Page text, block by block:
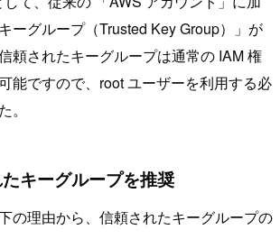
ーグループ（Trusted Key Group）」が
頼されたキーグループは通常の IAM 権
能ですので、root ユーザーを利用する必
。
キーグループを推奨
の理由から、信頼されたキーグループの